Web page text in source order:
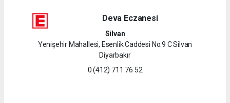
Deva Eczanesi
Silvan
Yenişehir Mahallesi, Esenlik Caddesi No:9 C Silvan
Diyarbakır
0 (412) 711 76 52